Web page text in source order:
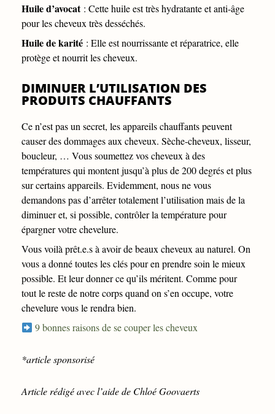
Huile d’avocat: Cette huile est très hydratante et anti-âge
pour les cheveux très desséchés.
Huile de karité : Elle est nourrissante et réparatrice, elle
protège et nourrit les cheveux.
DIMINUER L’UTILISATION DES
PRODUITS CHAUFFANTS
Ce n’est pas un secret, les appareils chauffants peuvent
causer des dommages aux cheveux. Sèche-cheveux, lisseur,
boucleur, … Vous soumettez vos cheveux à des
températures qui montent jusqu’à plus de 200 degrés et plus
sur certains appareils. Evidemment, nous ne vous
demandons pas d’arrêter totalement l’utilisation mais de la
diminuer et, si possible, contrôler la température pour
épargner votre chevelure.
Vous voilà prêt.e.s à avoir de beaux cheveux au naturel. On
vous a donné toutes les clés pour en prendre soin le mieux
possible. Et leur donner ce qu’ils méritent. Comme pour
tout le reste de notre corps quand on s’en occupe, votre
chevelure vous le rendra bien.
9 bonnes raisons de se couper les cheveux
*article sponsorisé
Article rédigé avec l’aide de Chloé Goovaerts